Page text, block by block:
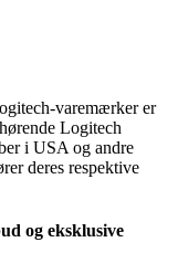
varemærker er
Logitech
i USA og andre
deres respektive
og eksklusive